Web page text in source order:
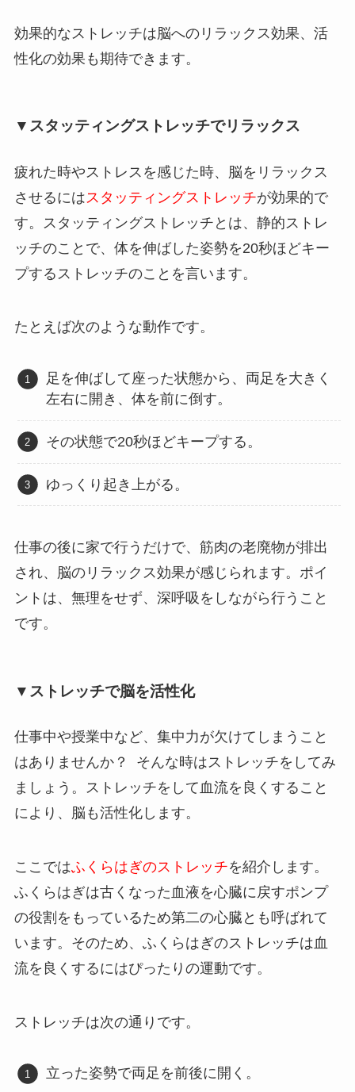
効果的なストレッチは脳へのリラックス効果、活
性化の効果も期待できます。
▼スタッティングストレッチでリラックス
疲れた時やストレスを感じた時、脳をリラックス
させるには スタッティングストレッチが効果的で
す。スタッティングストレッチとは、静的ストレ
ッチのことで、体を伸ばした姿勢を20秒ほどキー
プするストレッチのことを言います。
たとえば次のような動作です。
足を伸ばして座った状態から、両足を大きく
左右に開き、体を前に倒す。
その状態で20秒ほどキープする。
ゆっくり起き上がる。
仕事の後に家で行うだけで、筋肉の老廃物が排出
され、脳のリラックス効果が感じられます。ポイ
ントは、無理をせず、深呼吸をしながら行うこと
です。
▼ストレッチで脳を活性化
仕事中や授業中など、集中力が欠けてしまうこと
はありませんか？ そんな時はストレッチをしてみ
ましょう。ストレッチをして血流を良くすること
により、脳も活性化します。
ここではふくらはぎのストレッチを紹介します。
ふくらはぎは古くなった血液を心臓に戻すポンプ
の役割をもっているため第二の心臓とも呼ばれて
います。そのため、ふくらはぎのストレッチは血
流を良くするにはぴったりの運動です。
ストレッチは次の通りです。
立った姿勢で両足を前後に開く。